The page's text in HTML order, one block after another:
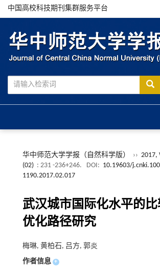
中国高校科技期刊集群服务平台
华中师范大学学报（自然科学版） ›› 2017,
(02) : 231 -236+246. DOI: 10.19603/
1190.2017.02.017
武汉城市国际化水平的
优化路径研究
梅琳, 黄柏石, 吕方, 郭炎
作者信息 +